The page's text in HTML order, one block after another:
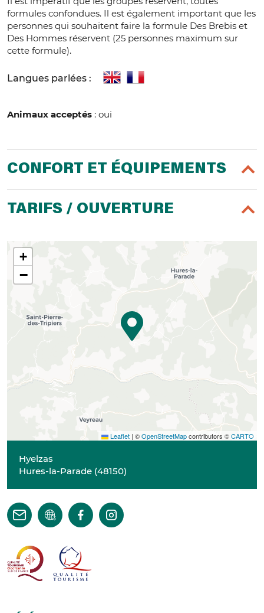
formules confondues. Il est également important que les
personnes qui souhaitent faire la formule Des Brebis et
Des Hommes réservent (25 personnes maximum sur
cette formule).
Langues parlées :
Animaux acceptés : oui
CONFORT ET ÉQUIPEMENTS
TARIFS / OUVERTURE
+
−
Leaflet | ©OpenStreetMapcontributors ©CARTO
Hyelzas
Hures-la-Parade (48150)